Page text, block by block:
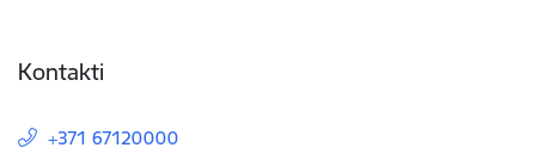
Kontakti
+371 67120000